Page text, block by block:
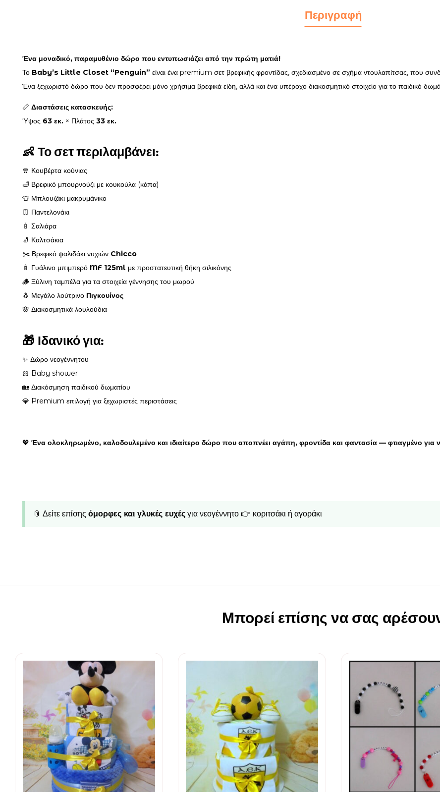
Περιγραφή
Ένα μοναδικό, παραμυθένιο δώρο που εντυπωσιάζει από την πρώτη ματιά!
Το Baby’s Little Closet “Penguin” είναι ένα premium σετ βρεφικής φροντίδας, σχεδιασμένο σε σχήμα ντουλαπίτσας, που
Ένα ξεχωριστό δώρο που δεν προσφέρει μόνο χρήσιμα βρεφικά είδη, αλλά και ένα υπέροχο διακοσμητικό στοιχείο για το παιδικό
📏 Διαστάσεις κατασκευής:
Ύψος 63 εκ. × Πλάτος 33 εκ.
👶Το σετ περιλαμβάνει:
🧣 Κουβέρτα κούνιας
🛁 Βρεφικό μπουρνούζι με κουκούλα (κάπα)
👕 Μπλουζάκι μακρυμάνικο
👖 Παντελονάκι
🍼 Σαλιάρα
🧦 Καλτσάκια
✂️ Βρεφικό ψαλιδάκι νυχιών Chicco
🍼 Γυάλινο μπιμπερό MF 125ml με προστατευτική θήκη σιλικόνης
🪵 Ξύλινη ταμπέλα για τα στοιχεία γέννησης του μωρού
🐧 Μεγάλο λούτρινο Πιγκουίνος
🌸 Διακοσμητικά λουλούδια
🎁 Ιδανικό για:
✨ Δώρο νεογέννητου
🎀 Baby shower
🏡 Διακόσμηση παιδικού δωματίου
💎 Premium επιλογή για ξεχωριστές περιστάσεις
💖 Ένα ολοκληρωμένο, καλοδουλεμένο και ιδιαίτερο δώρο που αποπνέει αγάπη, φροντίδα και φαντασία — φτιαγμένο για
📎 Δείτε επίσης όμορφες και γλυκές ευχές για νεογέννητο 👉 κοριτσάκι ή αγοράκι
Μπορεί επίσης να σας